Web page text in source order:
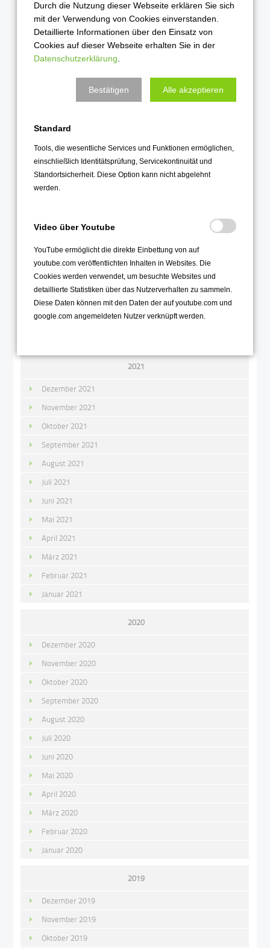
Mai 2023
März 2023
Februar 2023
Dezember 2022
November 2022
Oktober 2022
September 2022
Juli 2022
Juni 2022
Mai 2022
April 2022
März 2022
Februar 2022
2021
Dezember 2021
November 2021
Oktober 2021
September 2021
August 2021
Juli 2021
Juni 2021
Mai 2021
April 2021
März 2021
Februar 2021
Januar 2021
2020
Dezember 2020
November 2020
Oktober 2020
September 2020
August 2020
Juli 2020
Juni 2020
Mai 2020
April 2020
März 2020
Februar 2020
Januar 2020
2019
Dezember 2019
November 2019
Oktober 2019
Durch die Nutzung dieser Webseite erklären Sie sich
mit der Verwendung von Cookies einverstanden.
Detaillierte Informationen über den Einsatz von
Cookies auf dieser Webseite erhalten Sie in der
Datenschutzerklärung
Bestätigen Alle akzeptieren
Standard
Tools, die wesentliche Services und Funktionen ermöglichen,
einschließlich Identitätsprüfung, Servicekontinuität und
Standortsicherheit. Diese Option kann nicht abgelehnt
werden.
Video über Youtube
YouTube ermöglicht die direkte Einbettung von auf
youtube.com veröffentlichten Inhalten in Websites. Die
Cookies werden verwendet, um besuchte Websites und
detaillierte Statistiken über das Nutzerverhalten zu sammeln.
Diese Daten können mit den Daten der auf youtube.com und
google.com angemeldeten Nutzer verknüpft werden.